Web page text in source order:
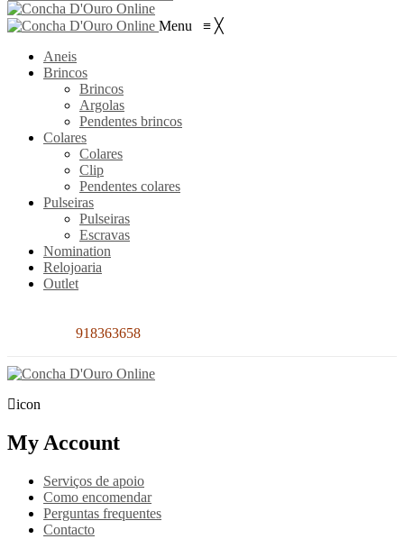
Menu ≡ ╳
Aneis
Brincos
Brincos
Argolas
Pendentes brincos
Colares
Colares
Clip
Pendentes colares
Pulseiras
Pulseiras
Escravas
Nomination
Relojoaria
Outlet
918363658
icon
My Account
Serviços de apoio
Como encomendar
Perguntas frequentes
Contacto